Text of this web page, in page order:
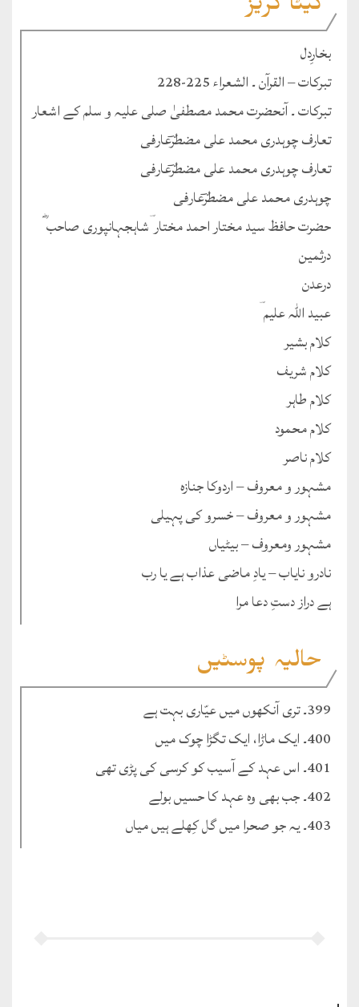
کیٹا گریز
بخارِدل
تبرکات – القرآن ۔ الشعراء 225-228
تبرکات ۔ آنحضرت محمد مصطفیٰ صلی علیہ و سلم کے اشعار
تعارف چوہدری محمد علی مضطرؔعارفی
تعارف چوہدری محمد علی مضطرؔعارفی
چوہدری محمد علی مضطرؔعارفی
حضرت حافظ سید مختار احمد مختار ؔشاہجہانپوری صاحب ؓ
درثمین
درعدن
عبید اللہ علیم ؔ
کلام بشیر
کلام شریف
کلام طاہر
کلام محمود
کلام ناصر
مشہور و معروف – اردوکا جنازہ
مشہور و معروف – خسرو کی پہیلی
مشہور ومعروف – بیٹیاں
نادرو نایاب – یادِ ماضی عذاب ہے یا رب
ہے دراز دستِ دعا مرا
حالیہ پوسٹیں
399۔ تری آنکھوں میں عیّاری بہت ہے
400۔ ایک ماڑا، ایک تگڑا چوک میں
401۔ اس عہد کے آسیب کو کرسی کی پڑی تھی
402۔ جب بھی وہ عہد کا حسیں بولے
403۔ یہ جو صحرا میں گل کِھلے ہیں میاں